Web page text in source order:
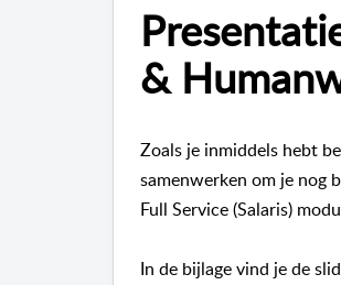
&
Zoals je inmiddels hebt
samenwerken om je nog
Full Service (Salaris)
In de bijlage vind je de